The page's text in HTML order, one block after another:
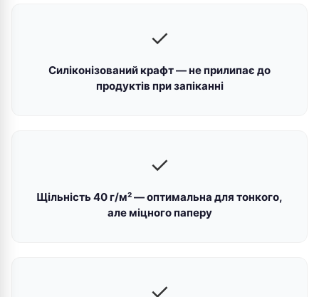
✓
Силіконізований крафт — не прилипає до
продуктів при запіканні
✓
Щільність 40 г/м² — оптимальна для тонкого,
але міцного паперу